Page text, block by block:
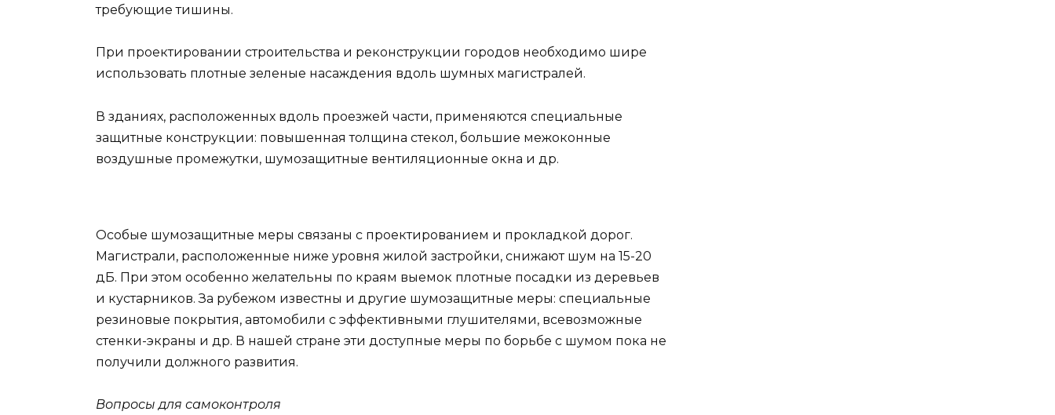
требующие тишины.
При проектировании строительства и реконструкции городов необходимо шире
использовать плотные зеленые насаждения вдоль шумных магистралей.
В зданиях, расположенных вдоль проезжей части, применяются специальные
защитные конструкции: повышенная толщина стекол, большие межоконные
воздушные промежутки, шумозащитные вентиляционные окна и др.
Особые шумозащитные меры связаны с проектированием и прокладкой дорог.
Магистрали, расположенные ниже уровня жилой застройки, снижают шум на 15-20
дБ. При этом особенно желательны по краям выемок плотные посадки из деревьев
и кустарников. За рубежом известны и другие шумозащитные меры: специальные
резиновые покрытия, автомобили с эффективными глушителями, всевозможные
стенки-экраны и др. В нашей стране эти доступные меры по борьбе с шумом пока не
получили должного развития.
Вопросы для самоконтроля